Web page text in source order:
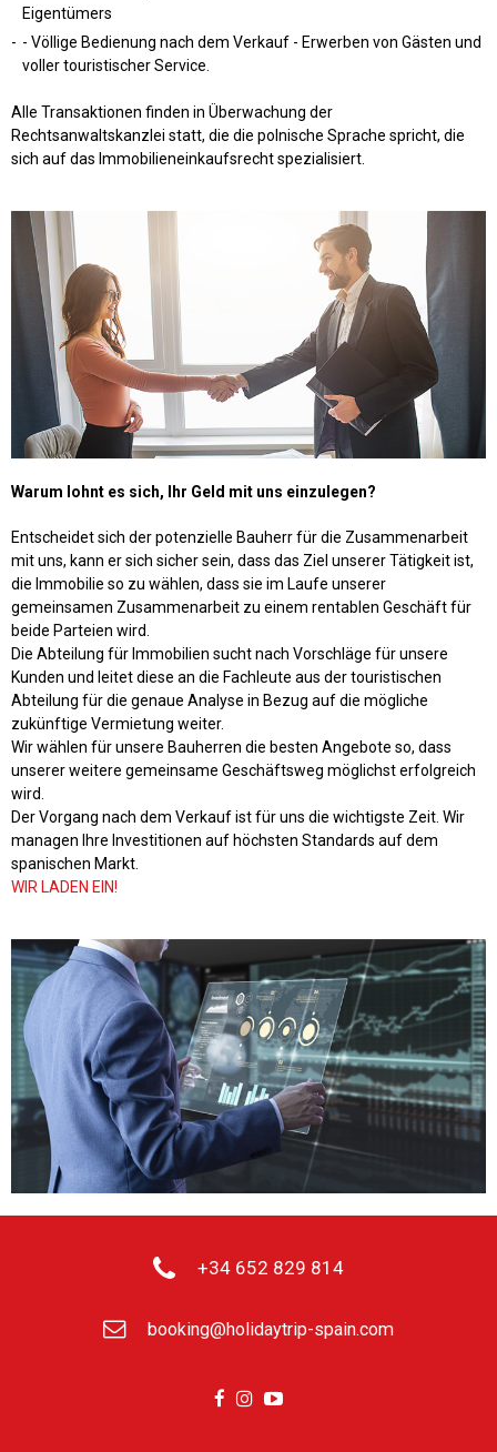
Eigentümers
- Völlige Bedienung nach dem Verkauf - Erwerben von Gästen und
voller touristischer Service.
Alle Transaktionen finden in Überwachung der
Rechtsanwaltskanzlei statt, die die polnische Sprache spricht, die
sich auf das Immobilieneinkaufsrecht spezialisiert.
Warum lohnt es sich, Ihr Geld mit uns einzulegen?
Entscheidet sich der potenzielle Bauherr für die Zusammenarbeit
mit uns, kann er sich sicher sein, dass das Ziel unserer Tätigkeit ist,
die Immobilie so zu wählen, dass sie im Laufe unserer
gemeinsamen Zusammenarbeit zu einem rentablen Geschäft für
beide Parteien wird.
Die Abteilung für Immobilien sucht nach Vorschläge für unsere
Kunden und leitet diese an die Fachleute aus der touristischen
Abteilung für die genaue Analyse in Bezug auf die mögliche
zukünftige Vermietung weiter.
Wir wählen für unsere Bauherren die besten Angebote so, dass
unserer weitere gemeinsame Geschäftsweg möglichst erfolgreich
wird.
Der Vorgang nach dem Verkauf ist für uns die wichtigste Zeit. Wir
managen Ihre Investitionen auf höchsten Standards auf dem
spanischen Markt.
WIR LADEN EIN!
+34 652 829 814
booking@holidaytrip-spain.com